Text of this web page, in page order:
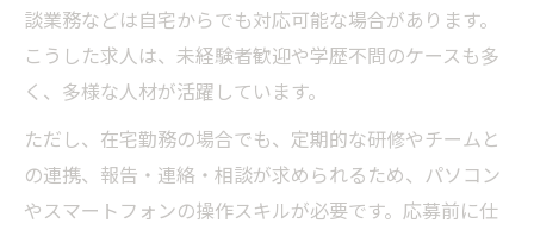
談業務などは自宅からでも対応可能な場合があります。
こうした求人は、未経験者歓迎や学歴不問のケースも多
く、多様な人材が活躍しています。
ただし、在宅勤務の場合でも、定期的な研修やチームと
の連携、報告・連絡・相談が求められるため、パソコン
やスマートフォンの操作スキルが必要です。応募前に仕